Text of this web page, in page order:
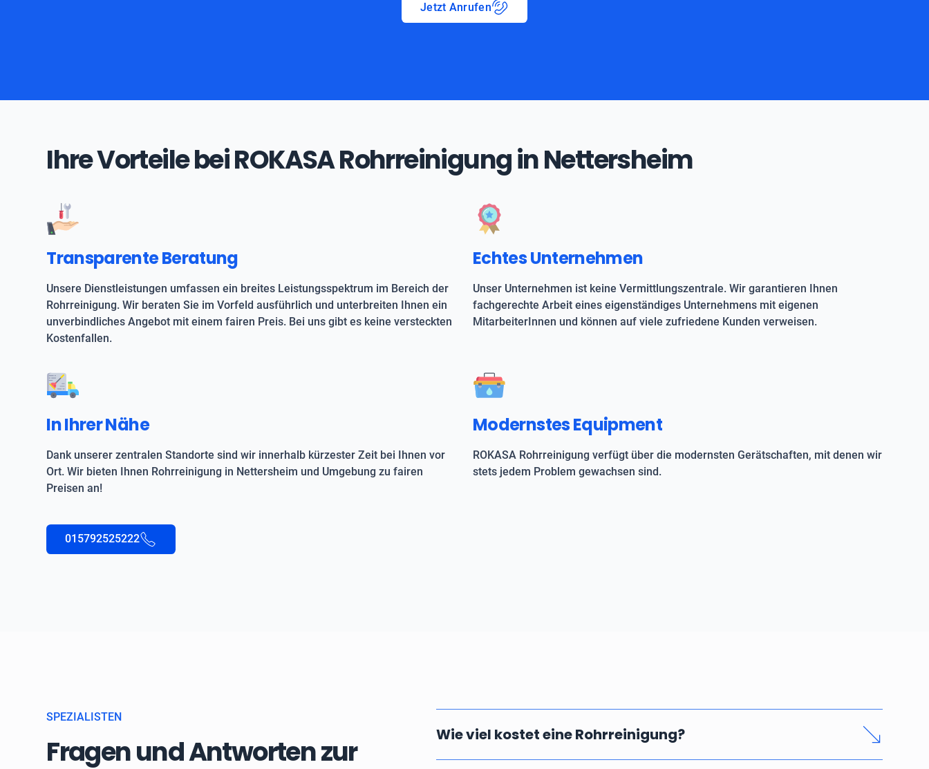
Jetzt Anrufen
Ihre Vorteile bei ROKASA Rohrreinigung in Nettersheim
Transparente Beratung
Unsere Dienstleistungen umfassen ein breites Leistungsspektrum im Bereich der
Rohrreinigung. Wir beraten Sie im Vorfeld ausführlich und unterbreiten Ihnen ein
unverbindliches Angebot mit einem fairen Preis. Bei uns gibt es keine versteckten
Kostenfallen.
Echtes Unternehmen
Unser Unternehmen ist keine Vermittlungszentrale. Wir garantieren Ihnen
fachgerechte Arbeit eines eigenständiges Unternehmens mit eigenen
MitarbeiterInnen und können auf viele zufriedene Kunden verweisen.
In Ihrer Nähe
Dank unserer zentralen Standorte sind wir innerhalb kürzester Zeit bei Ihnen vor
Ort. Wir bieten Ihnen Rohrreinigung in Nettersheim und Umgebung zu fairen
Preisen an!
Modernstes Equipment
ROKASA Rohrreinigung verfügt über die modernsten Gerätschaften, mit denen wir
stets jedem Problem gewachsen sind.
015792525222
SPEZIALISTEN
Fragen und Antworten zur
Wie viel kostet eine Rohrreinigung?